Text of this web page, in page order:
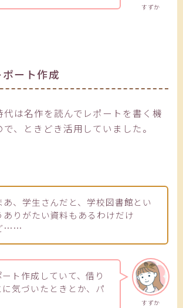
すずか
ート作成
代は名作を読んでレポートを書く機
、ときどき活用していました。
あ、学生さんだと、学校図書館とい
ありがたい資料もあるわけだけ
……
すずか
ト作成していて、借り
気づいたときとか、パ